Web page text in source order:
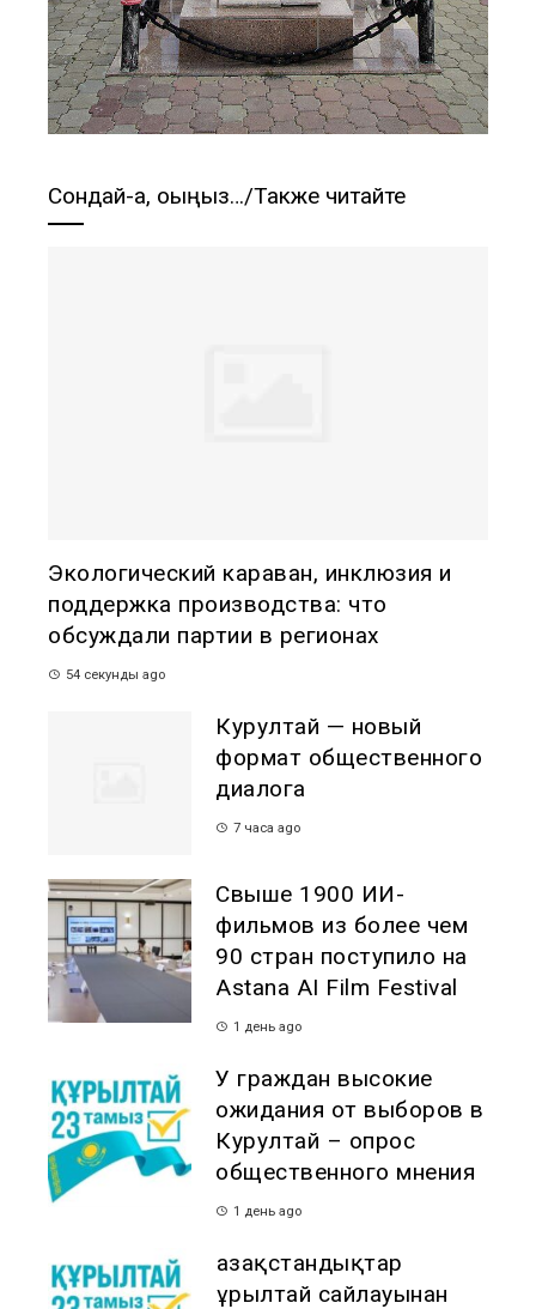
Сондай-ақ, оқыңыз…/Также читайте
Экологический караван, инклюзия и
поддержка производства: что
обсуждали партии в регионах
54 секунды ago
Курултай — новый
формат общественного
диалога
7 часа ago
Свыше 1900 ИИ-
фильмов из более чем
90 стран поступило на
Astana AI Film Festival
1 день ago
У граждан высокие
ожидания от выборов в
Курултай – опрос
общественного мнения
1 день ago
Қазақстандықтар
Құрылтай сайлауынан